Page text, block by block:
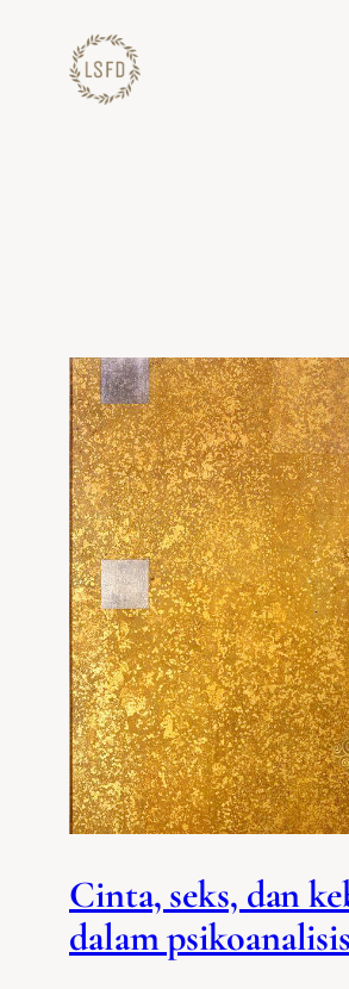
konten
Cinta, seks, dan
dalam psikoanalisis